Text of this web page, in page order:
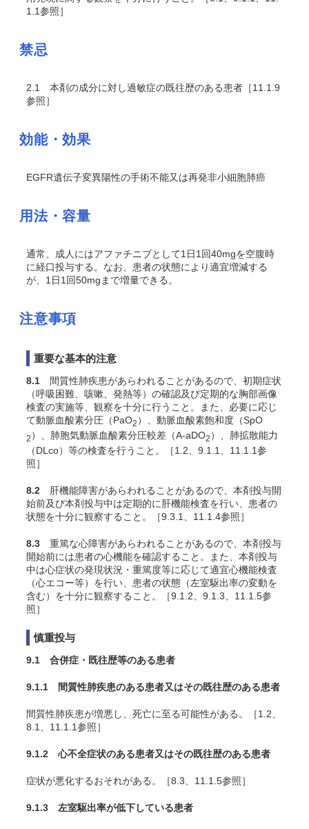
1.1参照］
禁忌
2.1
本剤の成分に対し過敏症の既往歴のある患者［11.1.9
参照］
効能・効果
EGFR遺伝子変異陽性の手術不能又は再発非小細胞肺癌
用法・容量
通常、成人にはアファチニブとして1日1回40mgを空腹時
に経口投与する。なお、患者の状態により適宜増減する
が、1日1回50mgまで増量できる。
注意事項
重要な基本的注意
8.1 間質性肺疾患があらわれることがあるので、初期症状
（呼吸困難、咳嗽、発熱等）の確認及び定期的な胸部画像
検査の実施等、観察を十分に行うこと。また、必要に応じ
て動脈血酸素分圧（PaO2 ）、動脈血酸素飽和度（SpO
2 ）、肺胞気動脈血酸素分圧較差（A-aDO2 ）、肺拡散能力
（DLco）等の検査を行うこと。［1.2、9.1.1、11.1.1参
照］
8.2 肝機能障害があらわれることがあるので、本剤投与開
始前及び本剤投与中は定期的に肝機能検査を行い、患者の
状態を十分に観察すること。［9.3.1、11.1.4参照］
8.3 重篤な心障害があらわれることがあるので、本剤投与
開始前には患者の心機能を確認すること。また、本剤投与
中は心症状の発現状況・重篤度等に応じて適宜心機能検査
（心エコー等）を行い、患者の状態（左室駆出率の変動を
含む）を十分に観察すること。［9.1.2、9.1.3、11.1.5参
照］
慎重投与
9.1 合併症・既往歴等のある患者
9.1.1 間質性肺疾患のある患者又はその既往歴のある患者
間質性肺疾患が増悪し、死亡に至る可能性がある。［1.2、
8.1、11.1.1参照］
9.1.2 心不全症状のある患者又はその既往歴のある患者
症状が悪化するおそれがある。［8.3、11.1.5参照］
9.1.3 左室駆出率が低下している患者